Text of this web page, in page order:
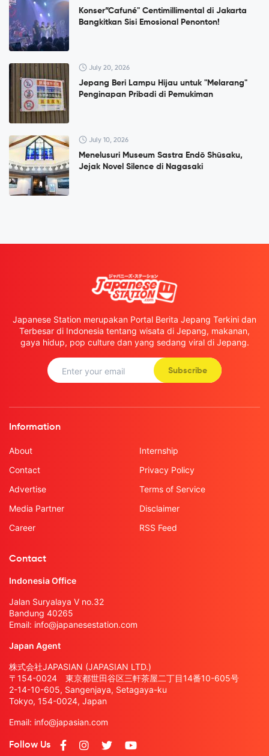
Konser”Cafuné" Centimillimental di Jakarta
Bangkitkan Sisi Emosional Penonton!
July 20, 2026
Jepang Beri Lampu Hijau untuk "Melarang"
Penginapan Pribadi di Pemukiman
July 10, 2026
Menelusuri Museum Sastra Endō Shūsaku,
Jejak Novel Silence di Nagasaki
Japanese Station merupakan Portal Berita Jepang Terkini dan
Terbesar di Indonesia tentang wisata di Jepang, makanan,
gaya hidup, pop culture dan yang sedang viral di Jepang.
Subscribe
Information
About
Contact
Advertise
Media Partner
Career
Internship
Privacy Policy
Terms of Service
Disclaimer
RSS Feed
Contact
Indonesia Office
Jalan Suryalaya V no.32
Bandung 40265
Email: info@japanesestation.com
Japan Agent
株式会社JAPASIAN (JAPASIAN LTD.)
〒154-0024 東京都世田谷区三軒茶屋二丁目14番10-605号
2-14-10-605, Sangenjaya, Setagaya-ku
Tokyo, 154-0024, Japan
Email: info@japasian.com
Follow Us